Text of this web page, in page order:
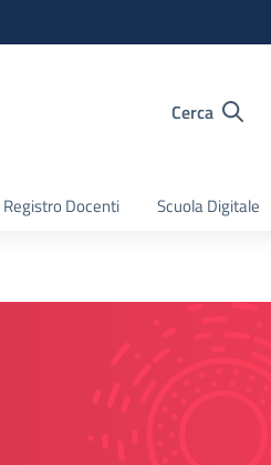
Cerca
Registro Docenti Scuola Digitale